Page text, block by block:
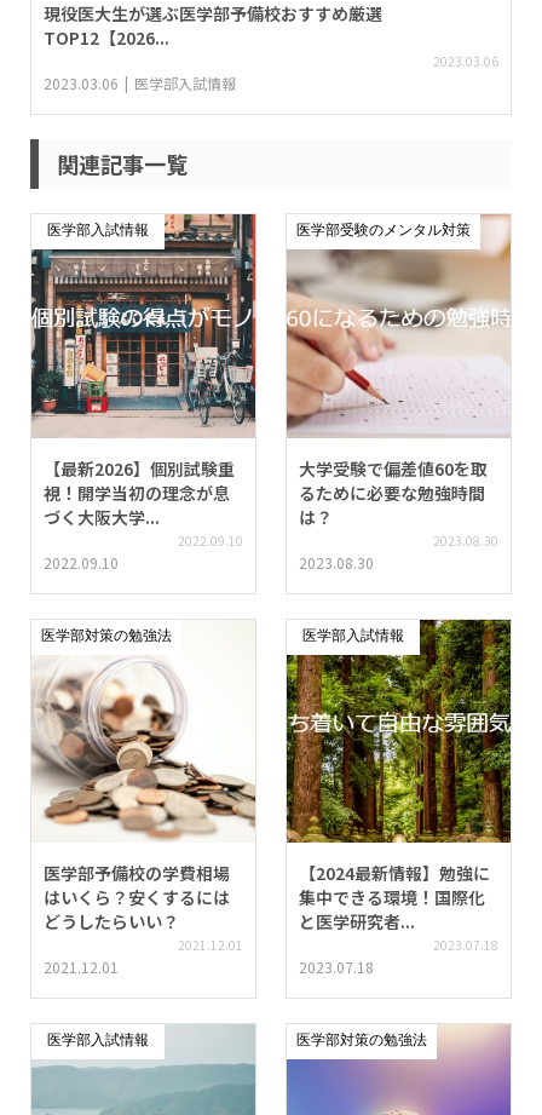
現役医大生が選ぶ医学部予備校おすすめ厳選
TOP12【2026...
2023.03.06
2023.03.06 医学部入試情報
関連記事一覧
医学部入試情報
【最新2026】個別試験重
視！開学当初の理念が息
づく大阪大学...
2022.09.10
2022.09.10
医学部受験のメンタル対策
大学受験で偏差値60を取
るために必要な勉強時間
は？
2023.08.30
2023.08.30
医学部対策の勉強法
医学部予備校の学費相場
はいくら？安くするには
どうしたらいい？
2021.12.01
2021.12.01
医学部入試情報
【2024最新情報】勉強に
集中できる環境！国際化
と医学研究者...
2023.07.18
2023.07.18
医学部入試情報 医学部対策の勉強法